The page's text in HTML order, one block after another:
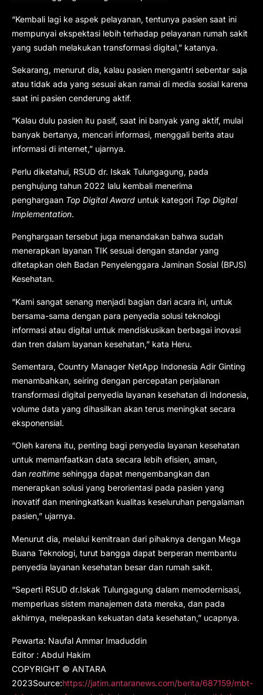
“Kembali lagi ke aspek pelayanan, tentunya pasien saat ini
mempunyai ekspektasi lebih terhadap pelayanan rumah sakit
yang sudah melakukan transformasi digital,” katanya.
Sekarang, menurut dia, kalau pasien mengantri sebentar saja
atau tidak ada yang sesuai akan ramai di media sosial karena
saat ini pasien cenderung aktif.
“Kalau dulu pasien itu pasif, saat ini banyak yang aktif, mulai
banyak bertanya, mencari informasi, menggali berita atau
informasi di internet,” ujarnya.
Perlu diketahui, RSUD dr. Iskak Tulungagung, pada
penghujung tahun 2022 lalu kembali menerima
penghargaan Top Digital Award untuk kategori Top Digital
Implementation.
Penghargaan tersebut juga menandakan bahwa sudah
menerapkan layanan TIK sesuai dengan standar yang
ditetapkan oleh Badan Penyelenggara Jaminan Sosial (BPJS)
Kesehatan.
“Kami sangat senang menjadi bagian dari acara ini, untuk
bersama-sama dengan para penyedia solusi teknologi
informasi atau digital untuk mendiskusikan berbagai inovasi
dan tren dalam layanan kesehatan,” kata Heru.
Sementara, Country Manager NetApp Indonesia Adir Ginting
menambahkan, seiring dengan percepatan perjalanan
transformasi digital penyedia layanan kesehatan di Indonesia,
volume data yang dihasilkan akan terus meningkat secara
eksponensial.
“Oleh karena itu, penting bagi penyedia layanan kesehatan
untuk memanfaatkan data secara lebih efisien, aman,
dan realtime sehingga dapat mengembangkan dan
menerapkan solusi yang berorientasi pada pasien yang
inovatif dan meningkatkan kualitas keseluruhan pengalaman
pasien,” ujarnya.
Menurut dia, melalui kemitraan dari pihaknya dengan Mega
Buana Teknologi, turut bangga dapat berperan membantu
penyedia layanan kesehatan besar dan rumah sakit.
“Seperti RSUD dr.Iskak Tulungagung dalam memodernisasi,
memperluas sistem manajemen data mereka, dan pada
akhirnya, melepaskan kekuatan data kesehatan,” ucapnya.
Pewarta: Naufal Ammar Imaduddin
Editor : Abdul Hakim
COPYRIGHT © ANTARA
2023Source:https://jatim.antaranews.com/berita/687159/mbt-